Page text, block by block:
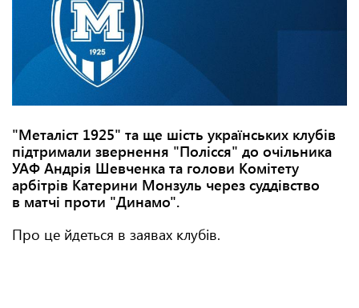
"Металіст 1925" та ще шість українських клубів
підтримали звернення "Полісся" до очільника
УАФ Андрія Шевченка та голови Комітету
арбітрів Катерини Монзуль через суддівство
в матчі проти "Динамо".
Про це йдеться в заявах клубів.